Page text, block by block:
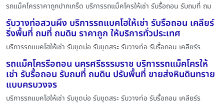
รถแม็คโครราคาถูกปากเกร็ด บริการรถแม็คโครให้เช่า รับรื้อถอน รับถมที่ ถม
รับวางท่อสวนผึ้ง บริการรถแบคโฮให้เช่า รับรื้อถอน เคลียร์
ริ่งพื้นที่ ถมที่ ถมดิน ราคาถูก ให้บริการทั่วประเทศ
บริการรถแบคโฮให้เช่า รับขุดบ่อ รับขุดสระ รับวางท่อ รับรื้อถอน เคลียร์ร
รถแม็คโครรื้อถอน นครศรีธรรมราช บริการรถแม็คโครให้
เช่า รับรื้อถอน รับถมที่ ถมดิน ปรับพื้นที่ ขายส่งหินดินทราย
แบบครบวงจร
บริการรถแบคโฮให้เช่า รับขุดบ่อ รับขุดสระ รับวางท่อ รับรื้อถอน เคลียร์ร